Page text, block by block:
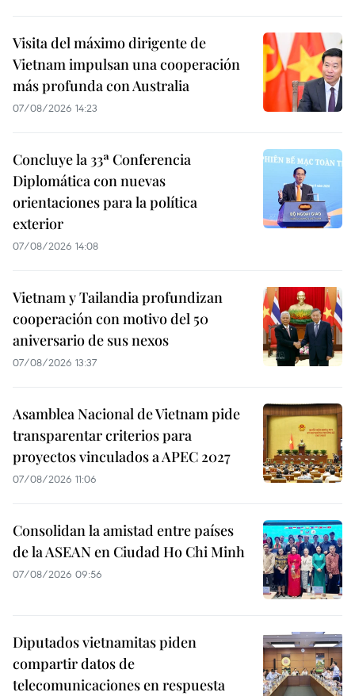
Visita del máximo dirigente de
Vietnam impulsan una cooperación
más profunda con Australia
07/08/2026 14:23
Concluye la 33ª Conferencia
Diplomática con nuevas
orientaciones para la política
exterior
07/08/2026 14:08
Vietnam y Tailandia profundizan
cooperación con motivo del 50
aniversario de sus nexos
07/08/2026 13:37
Asamblea Nacional de Vietnam pide
transparentar criterios para
proyectos vinculados a APEC 2027
07/08/2026 11:06
Consolidan la amistad entre países
de la ASEAN en Ciudad Ho Chi Minh
07/08/2026 09:56
Diputados vietnamitas piden
compartir datos de
telecomunicaciones en respuesta